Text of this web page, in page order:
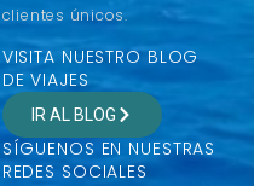
clientes únicos.
VISITA NUESTRO BLOG
DE VIAJES
IR AL BLOG
SÍGUENOS EN NUESTRAS
REDES SOCIALES